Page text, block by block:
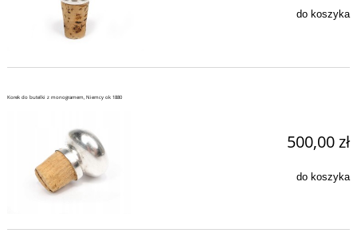
do koszyka
Korek do butelki z monogramem, Niemcy ok 1880
500,00 zł
do koszyka